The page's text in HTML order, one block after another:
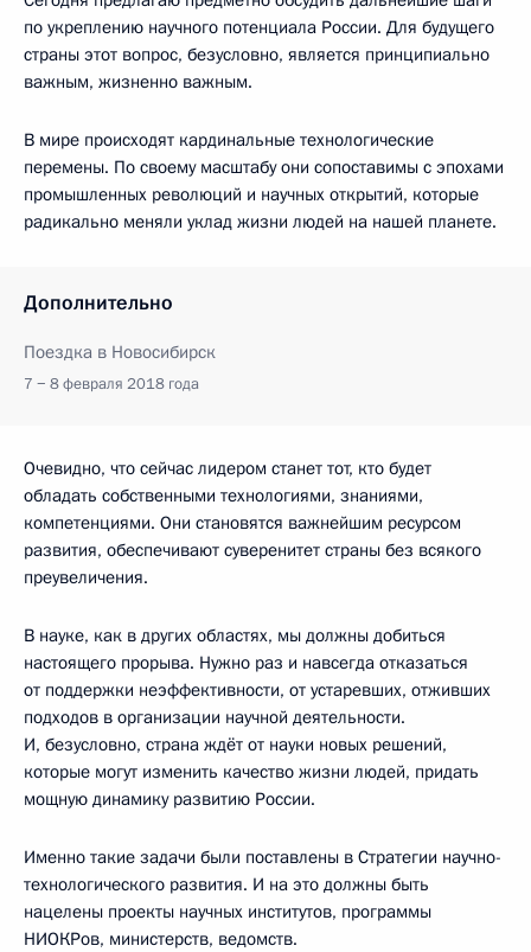
по укреплению научного потенциала России. Для будущего
страны этот вопрос, безусловно, является принципиально
важным, жизненно важным.
В мире происходят кардинальные технологические
перемены. По своему масштабу они сопоставимы с эпохами
промышленных революций и научных открытий, которые
радикально меняли уклад жизни людей на нашей планете.
Дополнительно
Поездка в Новосибирск
7 − 8 февраля 2018 года
Очевидно, что сейчас лидером станет тот, кто будет
обладать собственными технологиями, знаниями,
компетенциями. Они становятся важнейшим ресурсом
развития, обеспечивают суверенитет страны без всякого
преувеличения.
В науке, как в других областях, мы должны добиться
настоящего прорыва. Нужно раз и навсегда отказаться
от поддержки неэффективности, от устаревших, отживших
подходов в организации научной деятельности.
И, безусловно, страна ждёт от науки новых решений,
которые могут изменить качество жизни людей, придать
мощную динамику развитию России.
Именно такие задачи были поставлены в Стратегии научно-
технологического развития. И на это должны быть
нацелены проекты научных институтов, программы
НИОКРов, министерств, ведомств.